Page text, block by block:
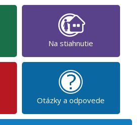
Na stiahnutie
Otázky a odpovede